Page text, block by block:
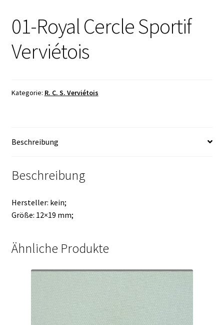
01-Royal Cercle Sportif
Verviétois
Kategorie: R. C. S. Verviétois
Beschreibung
Beschreibung
Hersteller: kein;
Größe: 12×19 mm;
Ähnliche Produkte